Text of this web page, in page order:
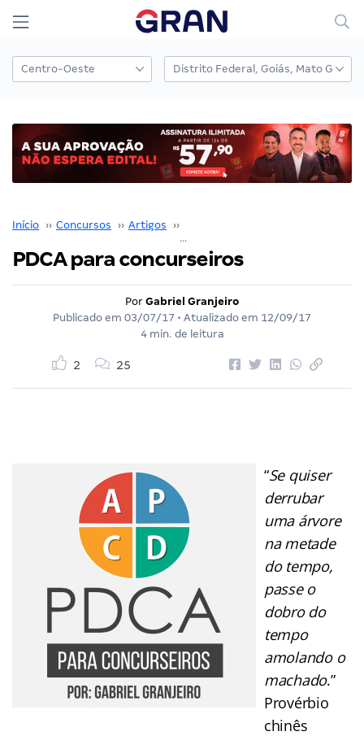
Início ›› Concursos ›› Artigos ››
PDCA para concurseiros
Por Gabriel Granjeiro
Publicado em 03/07/17 • Atualizado em 12/09/17
4 min. de leitura
2 25
“Se quiser
derrubar
uma árvore
na metade
do tempo,
passe o
dobro do
tempo
amolando o
machado.”
Provérbio
chinês